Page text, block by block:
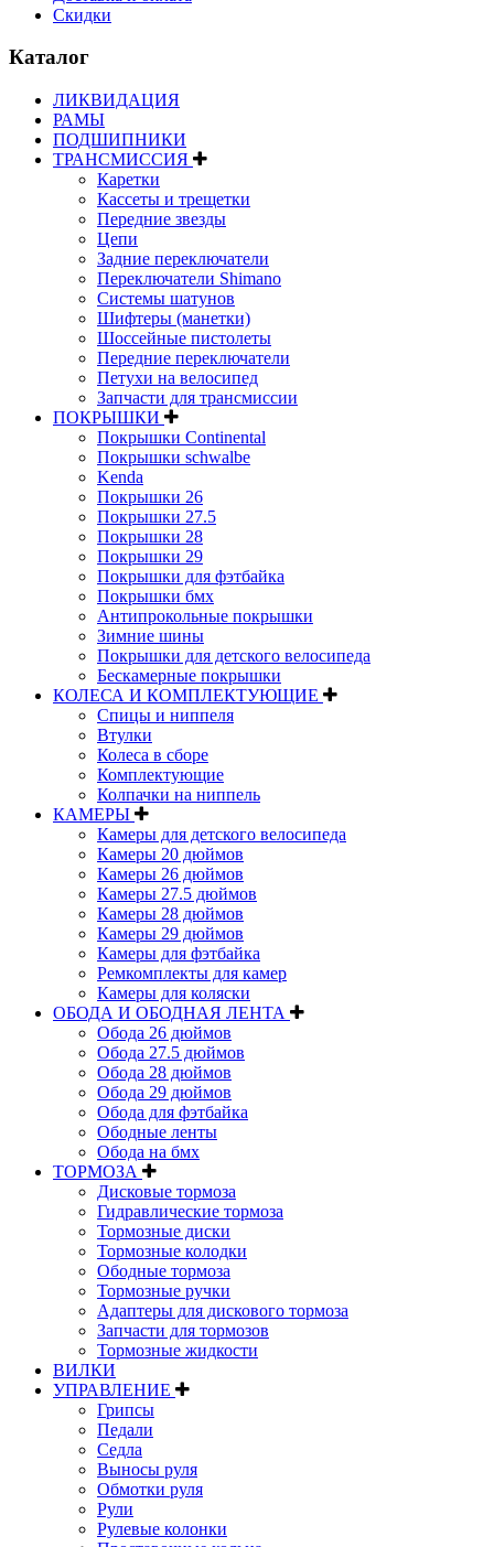
Скидки
Каталог
ЛИКВИДАЦИЯ
РАМЫ
ПОДШИПНИКИ
ТРАНСМИССИЯ
Каретки
Кассеты и трещетки
Передние звезды
Цепи
Задние переключатели
Переключатели Shimano
Системы шатунов
Шифтеры (манетки)
Шоссейные пистолеты
Передние переключатели
Петухи на велосипед
Запчасти для трансмиссии
ПОКРЫШКИ
Покрышки Continental
Покрышки schwalbe
Kenda
Покрышки 26
Покрышки 27.5
Покрышки 28
Покрышки 29
Покрышки для фэтбайка
Покрышки бмх
Антипрокольные покрышки
Зимние шины
Покрышки для детского велосипеда
Бескамерные покрышки
КОЛЕСА И КОМПЛЕКТУЮЩИЕ
Спицы и ниппеля
Втулки
Колеса в сборе
Комплектующие
Колпачки на ниппель
КАМЕРЫ
Камеры для детского велосипеда
Камеры 20 дюймов
Камеры 26 дюймов
Камеры 27.5 дюймов
Камеры 28 дюймов
Камеры 29 дюймов
Камеры для фэтбайка
Ремкомплекты для камер
Камеры для коляски
ОБОДА И ОБОДНАЯ ЛЕНТА
Обода 26 дюймов
Обода 27.5 дюймов
Обода 28 дюймов
Обода 29 дюймов
Обода для фэтбайка
Ободные ленты
Обода на бмх
ТОРМОЗА
Дисковые тормоза
Гидравлические тормоза
Тормозные диски
Тормозные колодки
Ободные тормоза
Тормозные ручки
Адаптеры для дискового тормоза
Запчасти для тормозов
Тормозные жидкости
ВИЛКИ
УПРАВЛЕНИЕ
Грипсы
Педали
Седла
Выносы руля
Обмотки руля
Рули
Рулевые колонки